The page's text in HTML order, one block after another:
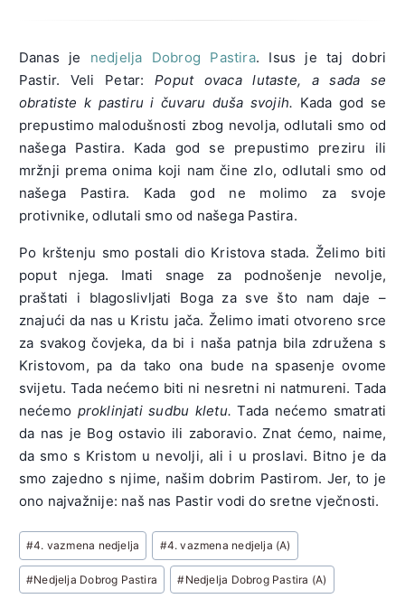
Danas je nedjelja Dobrog Pastira. Isus je taj dobri
Pastir. Veli Petar:Poput ovaca lutaste, a sada se
obratiste k pastiru i čuvaru duša svojih. Kada god se
prepustimo malodušnosti zbog nevolja, odlutali smo od
našega Pastira. Kada god se prepustimo preziru ili
mržnji prema onima koji nam čine zlo, odlutali smo od
našega Pastira. Kada god ne molimo za svoje
protivnike, odlutali smo od našega Pastira.
Po krštenju smo postali dio Kristova stada. Želimo biti
poput njega. Imati snage za podnošenje nevolje,
praštati i blagoslivljati Boga za sve što nam daje –
znajući da nas u Kristu jača. Želimo imati otvoreno srce
za svakog čovjeka, da bi i naša patnja bila združena s
Kristovom, pa da tako ona bude na spasenje ovome
svijetu. Tada nećemo biti ni nesretni ni natmureni. Tada
nećemo proklinjati sudbu kletu. Tada nećemo smatrati
da nas je Bog ostavio ili zaboravio. Znat ćemo, naime,
da smo s Kristom u nevolji, ali i u proslavi. Bitno je da
smo zajedno s njime, našim dobrim Pastirom. Jer, to je
ono najvažnije: naš nas Pastir vodi do sretne vječnosti.
Post
Tags:
#4. vazmena nedjelja #4. vazmena nedjelja (A)
#Nedjelja Dobrog Pastira #Nedjelja Dobrog Pastira (A)